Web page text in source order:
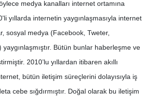
medya kanalları internet ortamına
yıllarda internetin yaygınlaşmasıyla internet
sosyal medya (Facebook, Tweter,
Bütün bunlar haberleşme ve
2010’lu yıllardan itibaren akıllı
bütün iletişim süreçlerini dolayısıyla iş
cebe sığdırmıştır. Doğal olarak bu iletişim